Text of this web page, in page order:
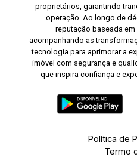
proprietários, garantindo
operação. Ao longo de
reputação baseada em
acompanhando as
tecnologia para aprimorar a
imóvel com segurança e
que inspira confiança e
Política de
Termo